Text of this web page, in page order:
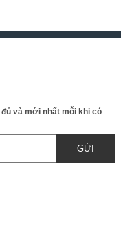
và mới nhất mỗi khi có
GỬI